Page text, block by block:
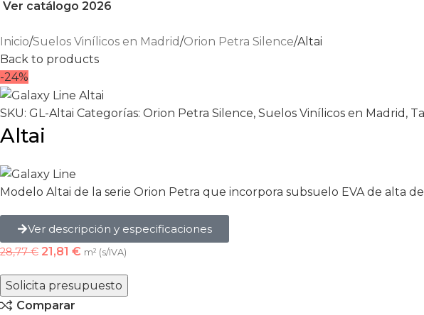
Ver catálogo 2026
Inicio Suelos Vinílicos en Madrid Orion Petra Silence Altai
Back to products
-24%
SKU: GL-Altai Categorías: Orion Petra Silence, Suelos Vinílicos en Madrid ,
Altai
Modelo Altai de la serie Orion Petra que incorpora subsuelo EVA de alta
Ver descripción y especificaciones
28,77€ 21,81 € m² (s/IVA)
Solicita presupuesto
Comparar